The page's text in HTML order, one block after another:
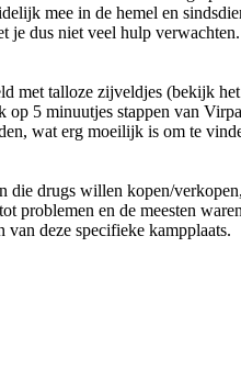
mee in de hemel en
je dus niet veel hulp
met talloze zijveldjes (bekijk
5 minuutjes stappen van
wat erg moeilijk is om te
die drugs willen kopen/
problemen en de meesten
van deze specifieke kampplaats.